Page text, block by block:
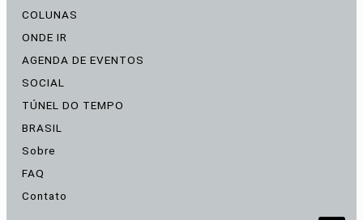
COLUNAS
ONDE IR
AGENDA DE EVENTOS
SOCIAL
TÚNEL DO TEMPO
BRASIL
Sobre
FAQ
Contato